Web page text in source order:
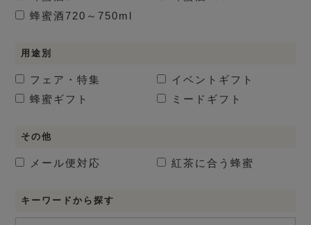
蜂蜜酒720～750ml
用途別
フェア・特集
イベントギフト
蜂蜜ギフト
ミードギフト
その他
メール便対応 紅茶に合う蜂蜜
キーワードから探す